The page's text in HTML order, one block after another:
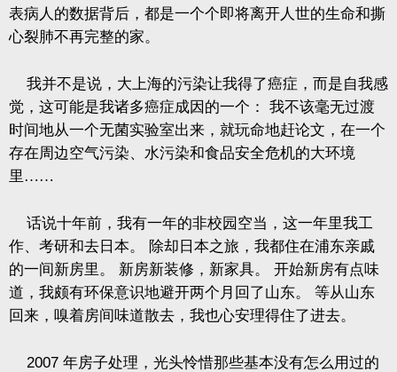
表病人的数据背后，都是一个个即将离开人世的生命和撕
心裂肺不再完整的家。
我并不是说，大上海的污染让我得了癌症，而是自我感
觉，这可能是我诸多癌症成因的一个：
我不该毫无过渡
时间地从一个无菌实验室出来，就玩命地赶论文，在一个
存在周边空气污染、水污染和食品安全危机的大环境
里……
话说十年前，我有一年的非校园空当，这一年里我工
作、考研和去日本。
除却日本之旅，我都住在浦东亲戚
的一间新房里。
新房新装修，新家具。
开始新房有点味
道，我颇有环保意识地避开两个月回了山东。
等从山东
回来，嗅着房间味道散去，我也心安理得住了进去。
2007 年房子处理，光头怜惜那些基本没有怎么用过的